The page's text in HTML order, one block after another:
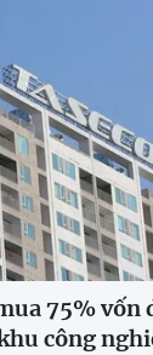
75%
công